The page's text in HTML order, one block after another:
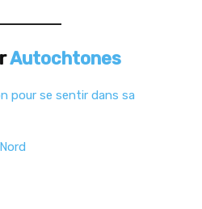
Autochtones
pour se sentir dans sa